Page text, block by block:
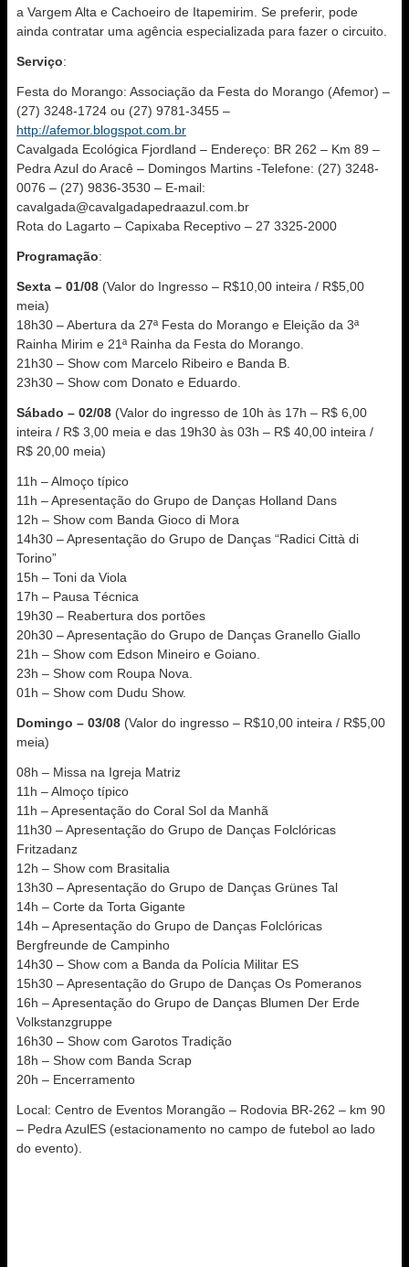
a Vargem Alta e Cachoeiro de Itapemirim. Se preferir, pode
ainda contratar uma agência especializada para fazer o circuito.
Serviço:
Festa do Morango: Associação da Festa do Morango (Afemor) –
(27) 3248-1724 ou (27) 9781-3455 –
http://afemor.blogspot.com.br
Cavalgada Ecológica Fjordland – Endereço: BR 262 – Km 89 –
Pedra Azul do Aracê – Domingos Martins -Telefone: (27) 3248-
0076 – (27) 9836-3530 – E-mail:
cavalgada@cavalgadapedraazul.com.br
Rota do Lagarto – Capixaba Receptivo – 27 3325-2000
Programação:
Sexta – 01/08 (Valor do Ingresso – R$10,00 inteira / R$5,00
meia)
18h30 – Abertura da 27ª Festa do Morango e Eleição da 3ª
Rainha Mirim e 21ª Rainha da Festa do Morango.
21h30 – Show com Marcelo Ribeiro e Banda B.
23h30 – Show com Donato e Eduardo.
Sábado – 02/08 (Valor do ingresso de 10h às 17h – R$ 6,00
inteira / R$ 3,00 meia e das 19h30 às 03h – R$ 40,00 inteira /
R$ 20,00 meia)
11h – Almoço típico
11h – Apresentação do Grupo de Danças Holland Dans
12h – Show com Banda Gioco di Mora
14h30 – Apresentação do Grupo de Danças “Radici Città di
Torino”
15h – Toni da Viola
17h – Pausa Técnica
19h30 – Reabertura dos portões
20h30 – Apresentação do Grupo de Danças Granello Giallo
21h – Show com Edson Mineiro e Goiano.
23h – Show com Roupa Nova.
01h – Show com Dudu Show.
Domingo – 03/08 (Valor do ingresso – R$10,00 inteira / R$5,00
meia)
08h – Missa na Igreja Matriz
11h – Almoço típico
11h – Apresentação do Coral Sol da Manhã
11h30 – Apresentação do Grupo de Danças Folclóricas
Fritzadanz
12h – Show com Brasitalia
13h30 – Apresentação do Grupo de Danças Grünes Tal
14h – Corte da Torta Gigante
14h – Apresentação do Grupo de Danças Folclóricas
Bergfreunde de Campinho
14h30 – Show com a Banda da Polícia Militar ES
15h30 – Apresentação do Grupo de Danças Os Pomeranos
16h – Apresentação do Grupo de Danças Blumen Der Erde
Volkstanzgruppe
16h30 – Show com Garotos Tradição
18h – Show com Banda Scrap
20h – Encerramento
Local: Centro de Eventos Morangão – Rodovia BR-262 – km 90
– Pedra AzulES (estacionamento no campo de futebol ao lado
do evento).